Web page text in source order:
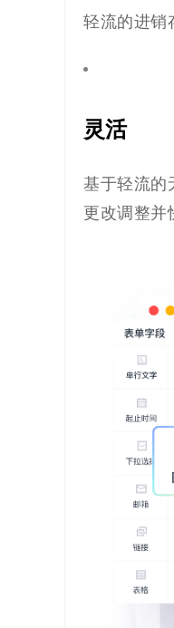
轻流的进销
灵活
基于轻流的
更改调整并